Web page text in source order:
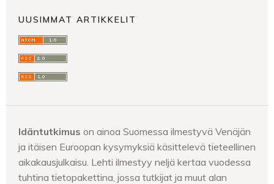
UUSIMMAT ARTIKKELIT
Idäntutkimus on ainoa Suomessa ilmestyvä Venäjän
ja itäisen Euroopan kysymyksiä käsittelevä tieteellinen
aikakausjulkaisu. Lehti ilmestyy neljä kertaa vuodessa
tuhtina tietopakettina, jossa tutkijat ja muut alan